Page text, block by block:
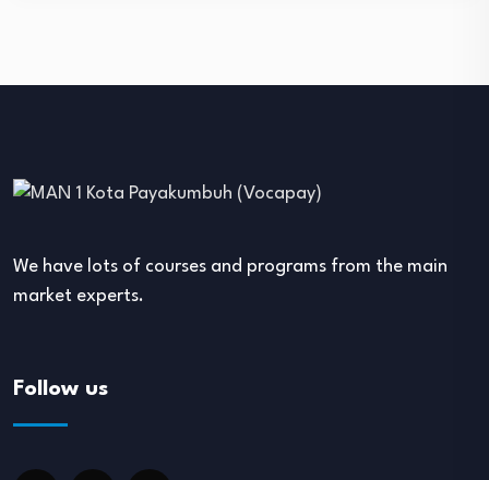
We have lots of courses and programs from the main
market experts.
Follow us